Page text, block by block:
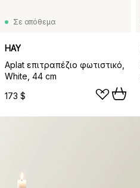
Σε απόθεμα
HAY
Aplat επιτραπέζιο φωτιστικό,
White, 44 cm
173 $